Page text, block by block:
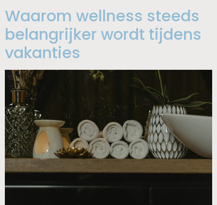
Waarom wellness steeds
belangrijker wordt tijdens
vakanties